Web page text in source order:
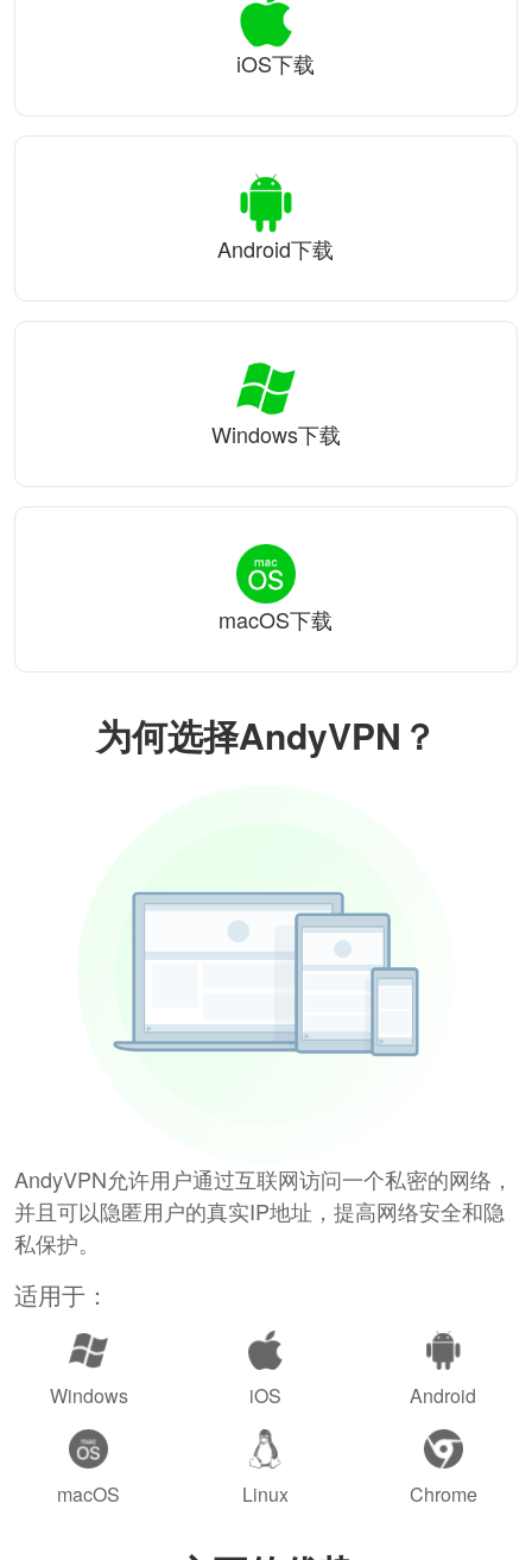
为何选择AndyVPN？
AndyVPN允许用户通过互联网访问一个私密的网络，
并且可以隐匿用户的真实IP地址，提高网络安全和隐
私保护。
适用于：
Windows iOS Android
macOS Linux Chrome
iOS下载
Android下载
Windows下载
macOS下载